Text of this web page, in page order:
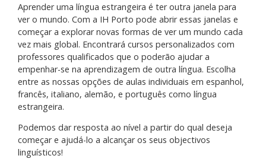
Aprender uma língua estrangeira é ter outra janela para
ver o mundo. Com a IH Porto pode abrir essas janelas e
começar a explorar novas formas de ver um mundo cada
vez mais global. Encontrará cursos personalizados com
professores qualificados que o poderão ajudar a
empenhar-se na aprendizagem de outra língua. Escolha
entre as nossas opções de aulas individuais em espanhol,
francês, italiano, alemão, e português como língua
estrangeira.
Podemos dar resposta ao nível a partir do qual deseja
começar e ajudá-lo a alcançar os seus objectivos
linguísticos!